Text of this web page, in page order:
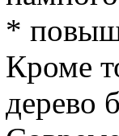
*
Кроме
дерево